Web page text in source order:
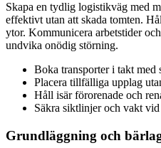
Skapa en tydlig logistikväg med
effektivt utan att skada tomten.
ytor. Kommunicera arbetstider
undvika onödig störning.
Boka transporter i takt med
Placera tillfälliga upplag
Håll isär förorenade och
Säkra siktlinjer och vakt
Grundläggning och